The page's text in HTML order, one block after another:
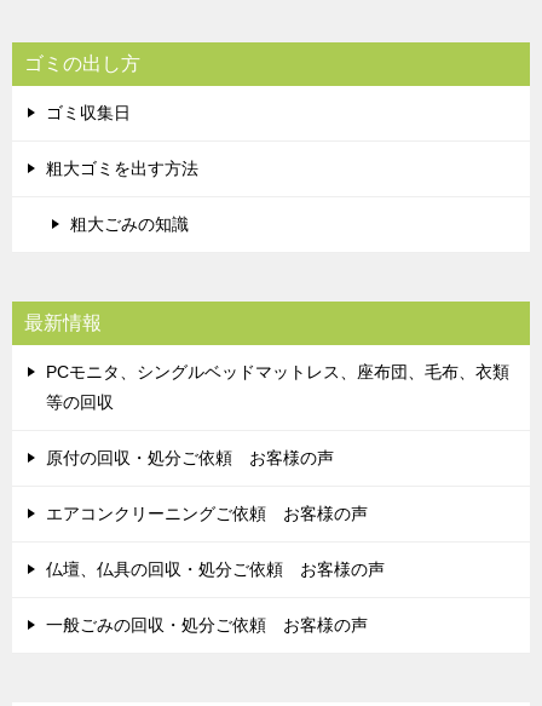
ゴミの出し方
ゴミ収集日
粗大ゴミを出す方法
粗大ごみの知識
最新情報
PCモニタ、シングルベッドマットレス、座布団、毛布、衣類
等の回収
原付の回収・処分ご依頼 お客様の声
エアコンクリーニングご依頼 お客様の声
仏壇、仏具の回収・処分ご依頼 お客様の声
一般ごみの回収・処分ご依頼 お客様の声